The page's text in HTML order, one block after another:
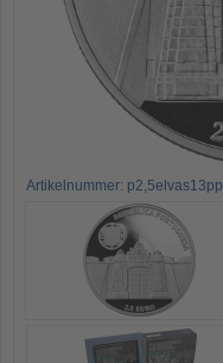
Artikelnummer: p2,5elvas13pp